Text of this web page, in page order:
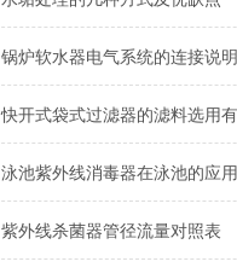
锅炉软水器电气系统的连接说明
紫外线杀菌器管径流量对照表